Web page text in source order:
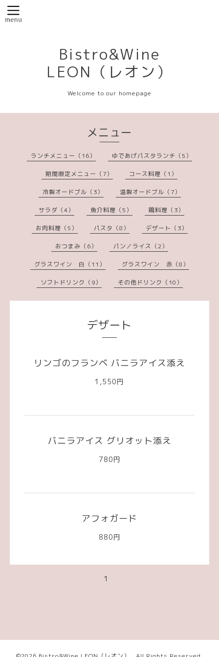
Bistro&Wine
LEON（レオン）
Welcome to our homepage
メニュー
ランチメニュー（16） ゆであげパスタランチ（5）
期間限定メニュー（7） コース料理（1）
冷製オードブル（3） 温製オードブル（7）
サラダ（4） 魚介料理（5） 鶏料理（3）
お肉料理（5） パスタ（8） デザート（3）
おつまみ（6） パン／ライス（2）
グラスワイン 白（11） グラスワイン 赤（8）
ソフトドリンク（9） その他ドリンク（10）
デザート
リンゴのフランベ バニラアイス添え
1,550円
バニラアイス グリオット添え
780円
アフォガード
880円
1